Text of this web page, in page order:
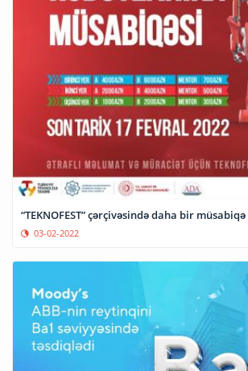
“TEKNOFEST” çərçivəsində daha bir
03-02-2022